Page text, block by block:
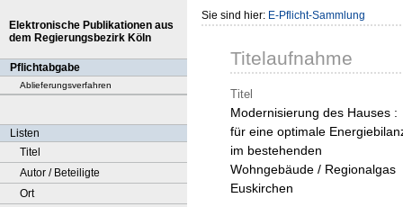
Elektronische Publikationen aus
dem Regierungsbezirk Köln
Pflichtabgabe
Ablieferungsverfahren
Listen
Titel
Autor / Beteiligte
Ort
Sie sind hier: E-Pflicht-Sammlung
Titelaufnahme
Titel
Modernisierung des Hauses :
für eine optimale
im bestehenden
Wohngebäude / Regionalgas
Euskirchen